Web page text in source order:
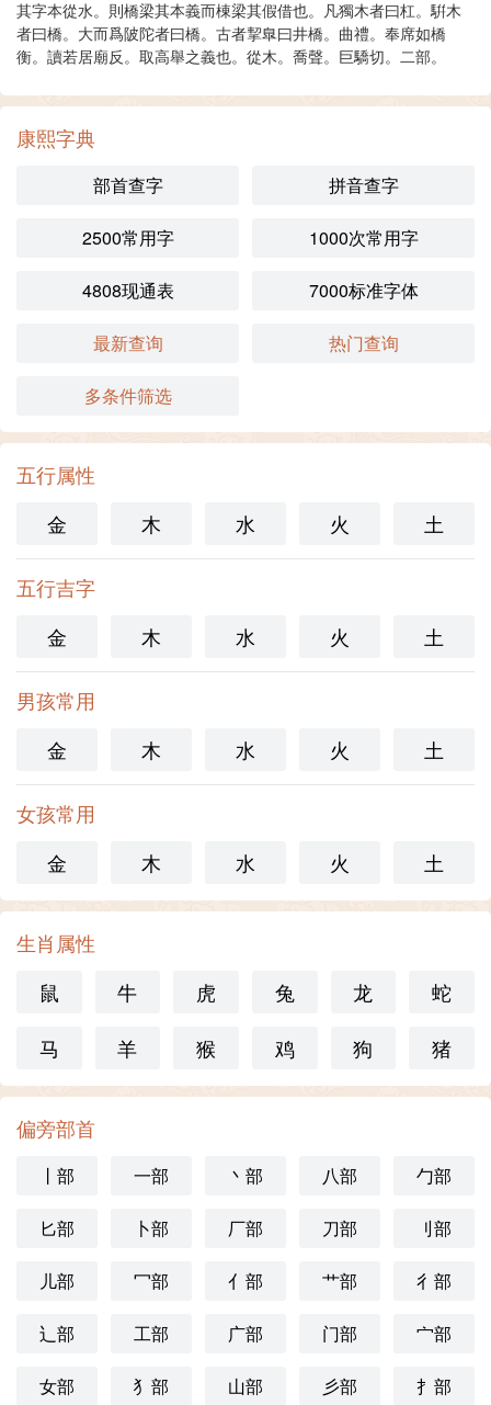
其字本從水。則橋梁其本義而棟梁其假借也。凡獨木者曰杠。騈木
者曰橋。大而爲陂陀者曰橋。古者挈臯曰井橋。曲禮。奉席如橋
衡。讀若居廟反。取高舉之義也。 從木。喬聲。 巨驕切。二部。
康熙字典
部首查字 拼音查字
2500常用字 1000次常用字
4808现通表 7000标准字体
最新查询 热门查询
多条件筛选
五行属性
金
木 水 火 土
五行吉字
金
木 水 火 土
男孩常用
金
木 水 火 土
女孩常用
金
木 水 火 土
生肖属性
鼠
牛 虎 兔 龙
蛇
马
羊 猴 鸡 狗 猪
偏旁部首
丨部 一部 丶部 八部 勹部
匕部 卜部 厂部 刀部 刂部
儿部 冖部 亻部 艹部 彳部
辶部 工部 广部 门部 宀部
女部 犭部 山部 彡部 扌部